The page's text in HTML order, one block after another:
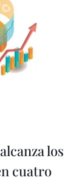
los
cuatro